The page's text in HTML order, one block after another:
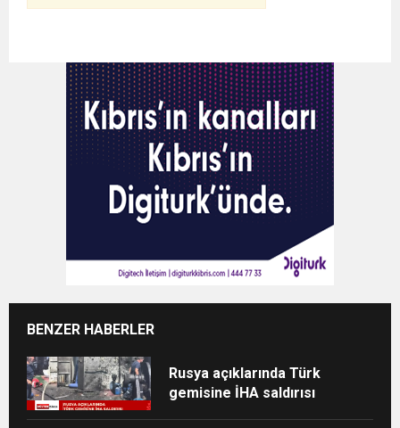
BENZER HABERLER
Rusya açıklarında Türk
gemisine İHA saldırısı